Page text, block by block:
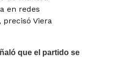
en redes
precisó Viera
que el partido se